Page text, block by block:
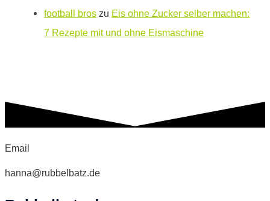
football bros zu Eis ohne Zucker selber machen:
7 Rezepte mit und ohne Eismaschine
Email
hanna@rubbelbatz.de